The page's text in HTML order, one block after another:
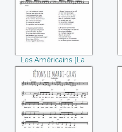
Les Américains (La
Bolduc)
Fêtons le mardi
gras ((La Bolduc))